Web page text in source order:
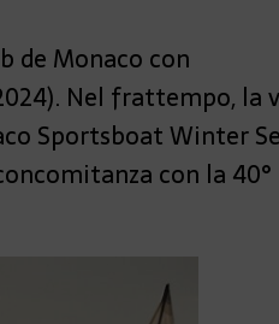
de Monaco con
Nel frattempo, la
Sportsboat Winter
con la 40°